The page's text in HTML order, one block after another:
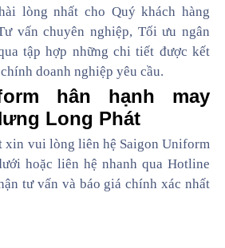
lòng nhất cho Quý khách hàng
vấn chuyên nghiệp, Tối ưu ngân
tập hợp những chi tiết được kết
doanh nghiệp yêu cầu.
hân hạnh may
Long Phát
vui lòng liên hệ Saigon Uniform
hoặc liên hệ nhanh qua Hotline
tư vấn và báo giá chính xác nhất